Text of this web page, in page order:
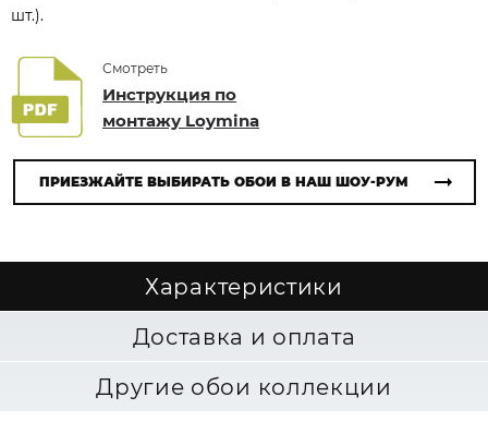
шт.).
Смотреть
Инструкция по
монтажу Loymina
ПРИЕЗЖАЙТЕ ВЫБИРАТЬ ОБОИ В НАШ ШОУ-РУМ
Характеристики
Доставка и оплата
Другие обои коллекции